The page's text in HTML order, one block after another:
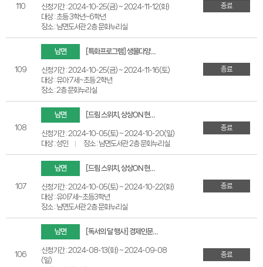
110
신청기간 : 2024-10-25(금) ~ 2024-11-12(화)
대상 : 초등 3학년~6학년
장소 : 남면도서관 2층 문화누리실
종료
109
남면 [특화프로그램] 생물다양성을 알아보며 생태감수성 키우는 독후활동
신청기간 : 2024-10-25(금) ~ 2024-11-16(토)
대상 : 유아 7세~초등 2학년
장소 : 2층 문화누리실
종료
108
남면 [드림 스위치, 상상ON 현실UP] 초보자를 위한 쇼핑몰 인사이트&창업
신청기간 : 2024-10-05(토) ~ 2024-10-20(일)
대상 : 성인
장소 : 남면도서관 2층 문화누리실
종료
107
남면 [드림 스위치, 상상ON 현실UP] 풍선 아트로 그림책 창의 융합 더하기
신청기간 : 2024-10-05(토) ~ 2024-10-22(화)
대상 : 유아7세~초등3학년
장소 : 남면도서관 2층 문화누리실
종료
106
남면 [독서의 달 행사] 경제인문학으로 풀어보는 세상 쉬운 경제 이야기
신청기간 : 2024-08-13(화) ~ 2024-09-08
(일)
종료